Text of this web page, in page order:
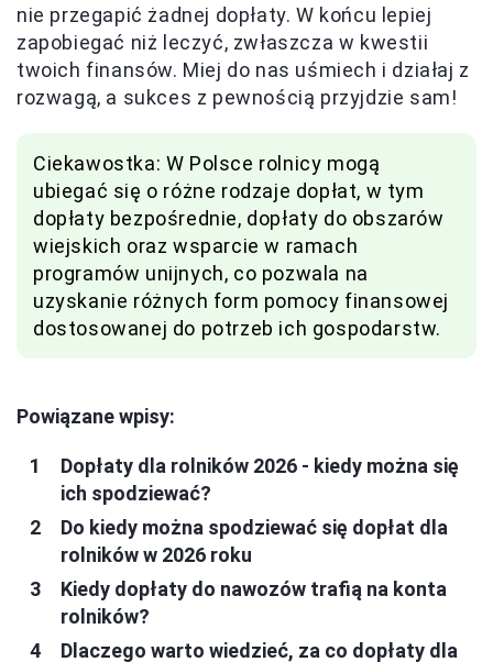
nie przegapić żadnej dopłaty. W końcu lepiej
zapobiegać niż leczyć, zwłaszcza w kwestii
twoich finansów. Miej do nas uśmiech i działaj z
rozwagą, a sukces z pewnością przyjdzie sam!
Ciekawostka: W Polsce rolnicy mogą
ubiegać się o różne rodzaje dopłat, w tym
dopłaty bezpośrednie, dopłaty do obszarów
wiejskich oraz wsparcie w ramach
programów unijnych, co pozwala na
uzyskanie różnych form pomocy finansowej
dostosowanej do potrzeb ich gospodarstw.
Powiązane wpisy:
Dopłaty dla rolników 2026 - kiedy można się
ich spodziewać?
Do kiedy można spodziewać się dopłat dla
rolników w 2026 roku
Kiedy dopłaty do nawozów trafią na konta
rolników?
Dlaczego warto wiedzieć, za co dopłaty dla